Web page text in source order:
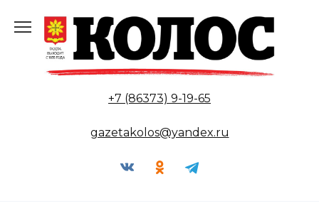
содержанию
+7 (86373) 9-19-65
gazetakolos@yandex.ru